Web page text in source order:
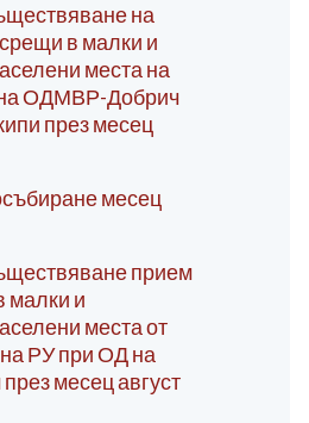
на
в малки и
места на
на ОДМВР-Добрич
през месец
месец
прием
малки и
места от
РУ при ОД на
месец август